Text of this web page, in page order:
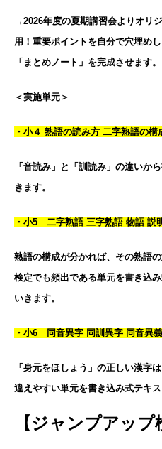
→2026年度の夏期講習会よりオリ
用！重要ポイントを自分で穴埋め
「まとめノート」を完成させます。
＜実施単元＞
・小４ 熟語の読み方 二字熟語の構
「音読み」と「訓読み」の違いか
きます。
・小5 二字熟語 三字熟語 物語 説
熟語の構成が分かれば、その熟語
検定でも頻出である単元を書き込
いきます。
・小6 同音異字 同訓異字 同音異
「身元をほしょう」の正しい漢字
違えやすい単元を書き込み式テキ
【ジャンプアップ